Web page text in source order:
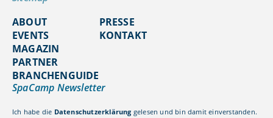
ABOUT
EVENTS
MAGAZIN
PARTNER
BRANCHENGUIDE
PRESSE
KONTAKT
SpaCamp Newsletter
Ich habe die Datenschutzerklärung gelesen und bin damit einverstanden.